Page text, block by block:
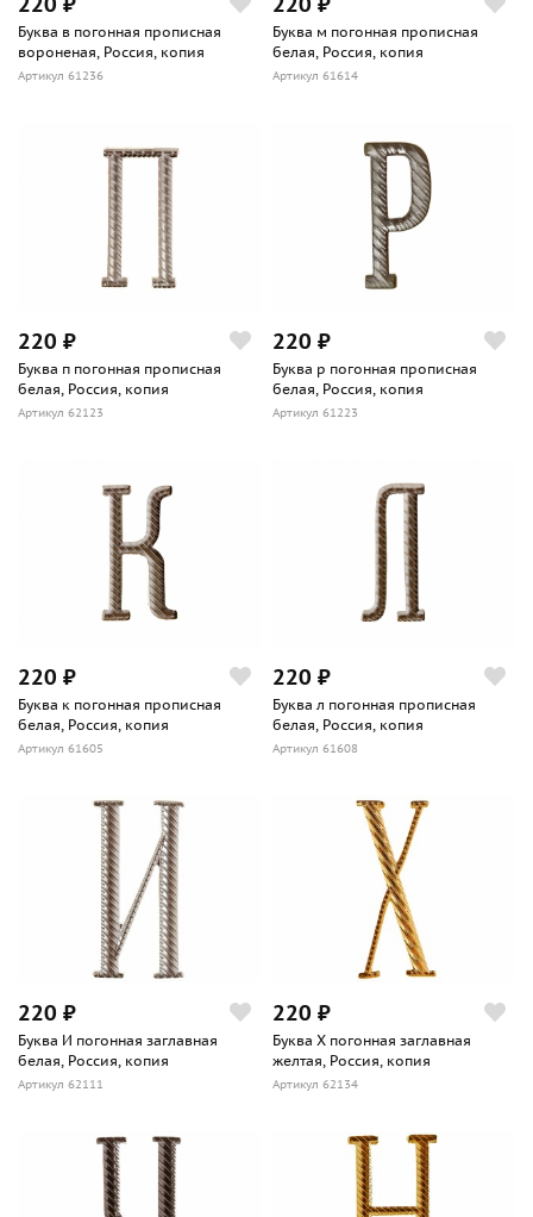
Буква в погонная прописная
вороненая, Россия, копия
Артикул 61236
Буква м погонная прописная
белая, Россия, копия
Артикул 61614
220 ₽
Буква п погонная прописная
белая, Россия, копия
Артикул 62123
220 ₽
Буква р погонная прописная
белая, Россия, копия
Артикул 61223
220 ₽
Буква к погонная прописная
белая, Россия, копия
Артикул 61605
220 ₽
Буква л погонная прописная
белая, Россия, копия
Артикул 61608
220 ₽
Буква И погонная заглавная
белая, Россия, копия
Артикул 62111
220 ₽
Буква Х погонная заглавная
желтая, Россия, копия
Артикул 62134